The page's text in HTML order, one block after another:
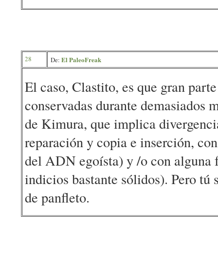
28 De: El PaleoFreak
El caso, Clastito, es que gran
conservadas durante
de Kimura, que implica
reparación y copia e inserción,
del ADN egoísta) y /o con alguna
indicios bastante sólidos). Pero
de panfleto.